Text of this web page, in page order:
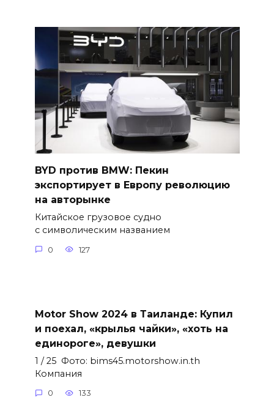
BYD против BMW: Пекин
экспортирует в Европу революцию
на авторынке
Китайское грузовое судно
с символическим названием
0 127
Motor Show 2024 в Таиланде: Купил
и поехал, «крылья чайки», «хоть на
единороге», девушки
1 / 25 Фото: bims45.motorshow.in.th
Компания
0 133